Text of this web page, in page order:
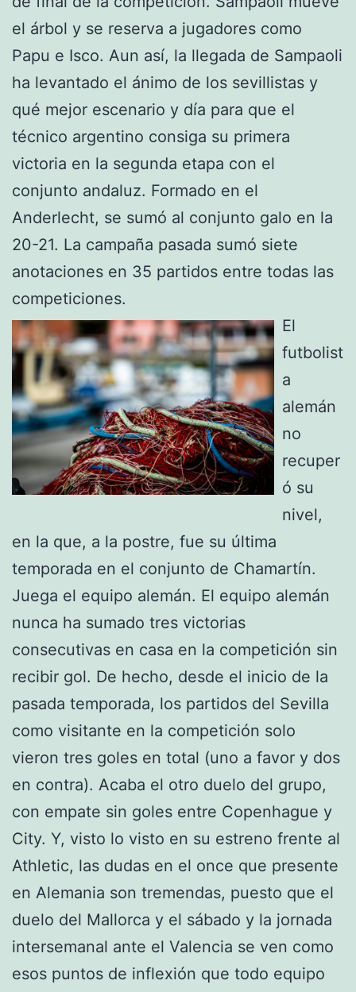
el árbol y se reserva a jugadores como
Papu e Isco. Aun así, la llegada de Sampaoli
ha levantado el ánimo de los sevillistas y
qué mejor escenario y día para que el
técnico argentino consiga su primera
victoria en la segunda etapa con el
conjunto andaluz. Formado en el
Anderlecht, se sumó al conjunto galo en la
20-21. La campaña pasada sumó siete
anotaciones en 35 partidos entre todas las
competiciones.
El
futbolist
a
alemán
no
recuper
ó su
nivel,
en la que, a la postre, fue su última
temporada en el conjunto de Chamartín.
Juega el equipo alemán. El equipo alemán
nunca ha sumado tres victorias
consecutivas en casa en la competición sin
recibir gol. De hecho, desde el inicio de la
pasada temporada, los partidos del Sevilla
como visitante en la competición solo
vieron tres goles en total (uno a favor y dos
en contra). Acaba el otro duelo del grupo,
con empate sin goles entre Copenhague y
City. Y, visto lo visto en su estreno frente al
Athletic, las dudas en el once que presente
en Alemania son tremendas, puesto que el
duelo del Mallorca y el sábado y la jornada
intersemanal ante el Valencia se ven como
esos puntos de inflexión que todo equipo